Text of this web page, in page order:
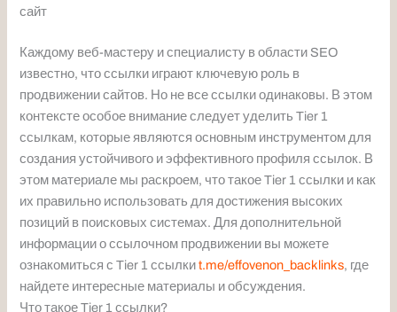
сайт
Каждому веб-мастеру и специалисту в области SEO
известно, что ссылки играют ключевую роль в
продвижении сайтов. Но не все ссылки одинаковы. В этом
контексте особое внимание следует уделить Tier 1
ссылкам, которые являются основным инструментом для
создания устойчивого и эффективного профиля ссылок. В
этом материале мы раскроем, что такое Tier 1 ссылки и как
их правильно использовать для достижения высоких
позиций в поисковых системах. Для дополнительной
информации о ссылочном продвижении вы можете
ознакомиться с Tier 1 ссылкиt.me/effovenon_backlinks, где
найдете интересные материалы и обсуждения.
Что такое Tier 1 ссылки?